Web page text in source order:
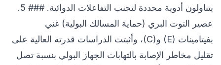
يتناولون أدوية محددة لتجنب التفاعلات الدوائية. ### 5.
عصير التوت البري (حماية المسالك البولية) غني
بفيتامينات (E) و(C)، وأثبتت الدراسات قدرته العالية على
تقليل مخاطر الإصابة بالتهابات الجهاز البولي بنسبة تصل